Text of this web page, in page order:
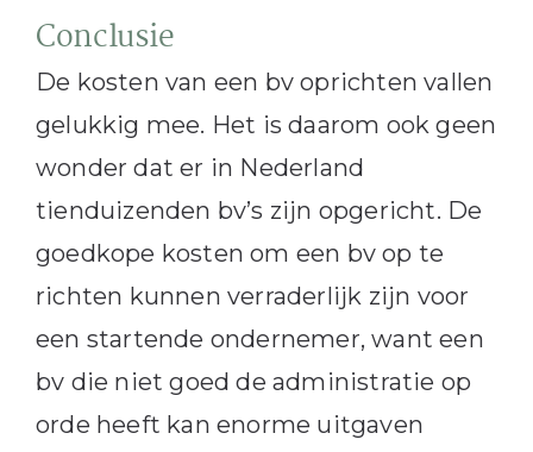
Conclusie
De kosten van een bv oprichten vallen
gelukkig mee. Het is daarom ook geen
wonder dat er in Nederland
tienduizenden bv’s zijn opgericht. De
goedkope kosten om een bv op te
richten kunnen verraderlijk zijn voor
een startende ondernemer, want een
bv die niet goed de administratie op
orde heeft kan enorme uitgaven